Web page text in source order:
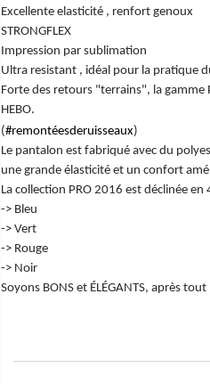
Excellente elasticité , renfort genoux
STRONGFLEX
Impression par sublimation
Ultra resistant , idéal pour la pratique
Forte des retours "terrains", la gamme
HEBO.
(#‎remontéesderuisseaux)
Le pantalon est fabriqué avec du
une grande élasticité et un confort
La collection PRO 2016 est déclinée en
-> Bleu
-> Vert
-> Rouge
-> Noir
Soyons BONS et ÉLÉGANTS, après